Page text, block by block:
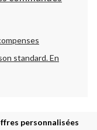
standard.En
personnalisées